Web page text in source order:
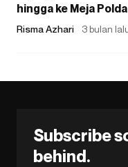
hingga ke Meja Polda
Risma Azhari 3 bulan
Subscribe
behind.